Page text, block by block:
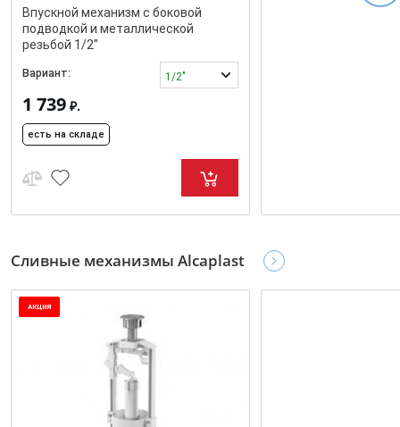
Впускной механизм с боковой
подводкой и металлической
резьбой 1/2"
Вариант: 1/2"
1 739 ₽.
есть на складе
Сливные механизмы Alcaplast
АКЦИЯ